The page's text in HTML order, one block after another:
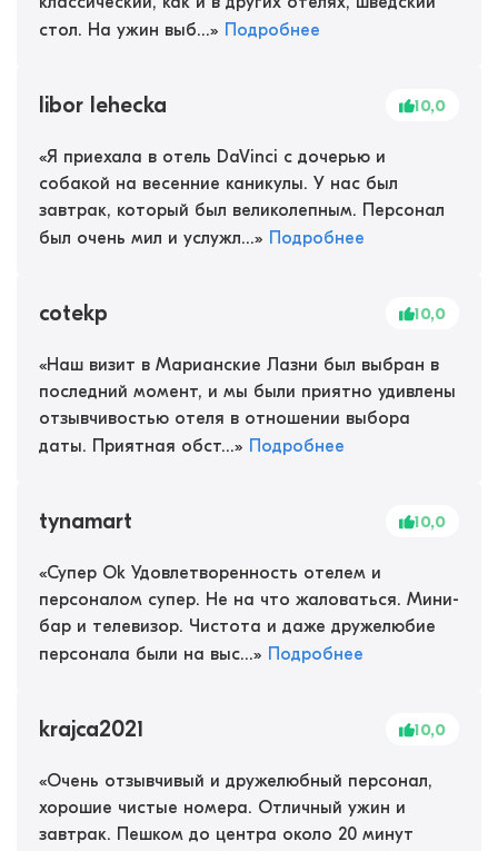
стол. На ужин выб...» Подробнее
libor lehecka 10,0
«Я приехала в отель DaVinci с дочерью и
собакой на весенние каникулы. У нас был
завтрак, который был великолепным. Персонал
был очень мил и услужл...» Подробнее
cotekp 10,0
«Наш визит в Марианские Лазни был выбран в
последний момент, и мы были приятно удивлены
отзывчивостью отеля в отношении выбора
даты. Приятная обст...» Подробнее
tynamart 10,0
«Супер Ok Удовлетворенность отелем и
персоналом супер. Не на что жаловаться. Мини-
бар и телевизор. Чистота и даже дружелюбие
персонала были на выс...» Подробнее
krajca2021 10,0
«Очень отзывчивый и дружелюбный персонал,
хорошие чистые номера. Отличный ужин и
завтрак. Пешком до центра около 20 минут